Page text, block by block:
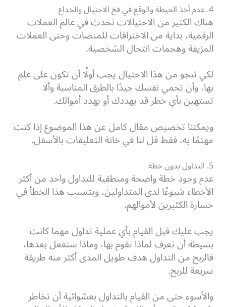
4. عدم أخذ الحيطة والوقع في فخ الاحتيال والخداع
هناك الكثير من الاحتيالات تحدث في عالم العملات
الرقمية، بداية من الاختراقات للمنصات وحتى العملات
المزيفة وهجمات انتحال الشخصية.
لكي تنجو من هذا الاحتيال يجب أولًا أن تكون على علم
بها، وأن تحمي نفسك جيدًا بالطرق المناسبة وألا
تستهين بأي خطر قد يهددك أو يهدد أموالك.
ويمكننا تخصيص مقال كامل عن هذا الموضوع إذا كنت
مهتمًا به، فقط قل لنا في خانة التعليقات بالأسفل.
5. التداول بدون خطة
عدم وجود خطة واضحة ومنطقية للتداول واحد من أكثر
الأخطاء شيوعًا لدى المتداولين، ويتسبب هذا الخطأ في
خسارة الكثيرين لأموالهم.
يجب عليك قبل القيام بأي عملية تداول مهما كانت
بسيطة أن تعرف لماذا تقوم بها، وماذا ستفعل بعدها،
فالربح من التداول هدف طويل المدى أكثر منه طريقة
سريعة للربح.
والأسوء حتى من القيام بالتداول بعشوائية أن تخاطر